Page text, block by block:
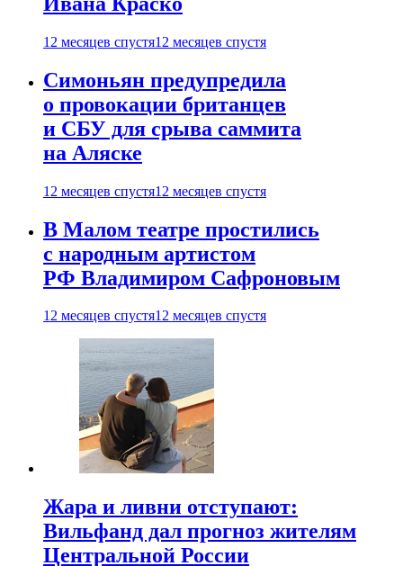
12 месяцев спустя12 месяцев спустя
Симоньян предупредила
о провокации британцев
и СБУ для срыва саммита
на Аляске
12 месяцев спустя12 месяцев спустя
В Малом театре простились
с народным артистом
РФ Владимиром Сафроновым
12 месяцев спустя12 месяцев спустя
Жара и ливни отступают:
Вильфанд дал прогноз жителям
Центральной России